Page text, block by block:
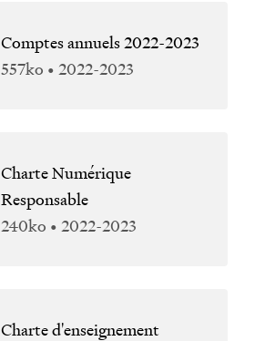
Comptes annuels 2022-2023
557ko • 2022-2023
Charte Numérique
Responsable
240ko • 2022-2023
Charte d'enseignement